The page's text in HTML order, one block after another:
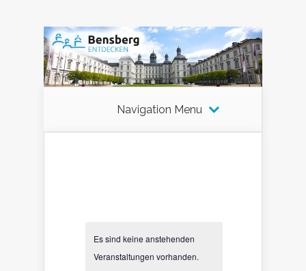
Navigation Menu
Es sind keine anstehenden
Veranstaltungen vorhanden.